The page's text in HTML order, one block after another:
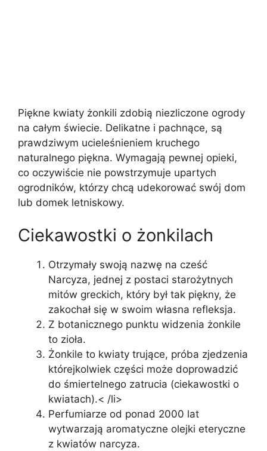
Piękne kwiaty żonkili zdobią niezliczone ogrody
na całym świecie. Delikatne i pachnące, są
prawdziwym ucieleśnieniem kruchego
naturalnego piękna. Wymagają pewnej opieki,
co oczywiście nie powstrzymuje upartych
ogrodników, którzy chcą udekorować swój dom
lub domek letniskowy.
Ciekawostki o żonkilach
Otrzymały swoją nazwę na cześć
Narcyza, jednej z postaci starożytnych
mitów greckich, który był tak piękny, że
zakochał się w swoim własna refleksja.
Z botanicznego punktu widzenia żonkile
to zioła.
Żonkile to kwiaty trujące, próba zjedzenia
którejkolwiek części może doprowadzić
do śmiertelnego zatrucia (ciekawostki o
kwiatach).< /li>
Perfumiarze od ponad 2000 lat
wytwarzają aromatyczne olejki eteryczne
z kwiatów narcyza.